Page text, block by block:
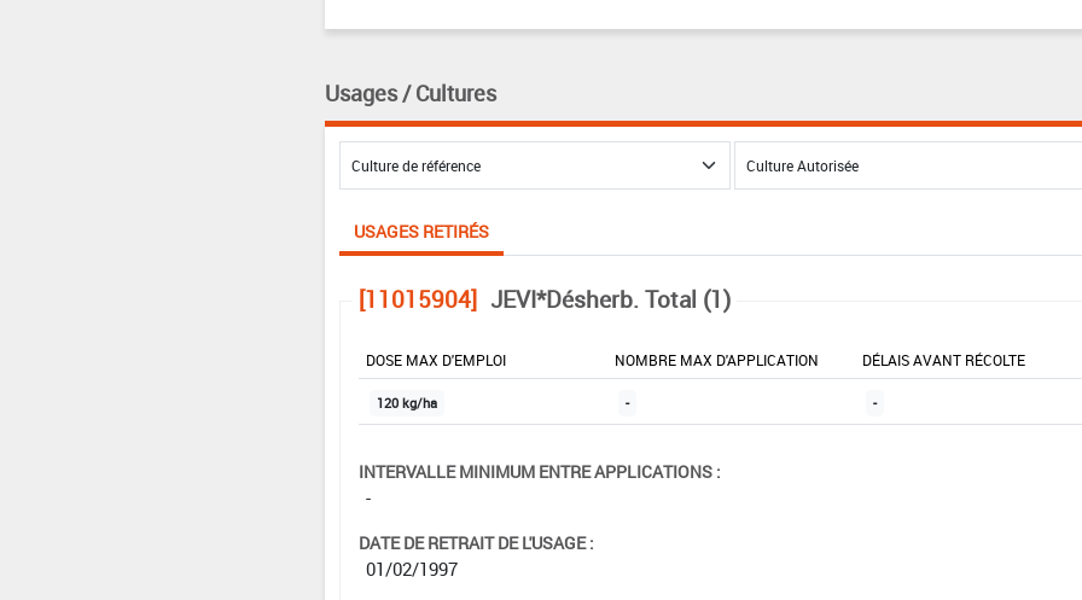
Usages / Cultures
USAGES RETIRÉS
[11015904] JEVI*Désherb. Total (1)
DOSE MAX D'EMPLOI NOMBRE MAX D'APPLICATION DÉLAIS AVANT RÉCOLTE
120 kg/ha - -
INTERVALLE MINIMUM ENTRE APPLICATIONS :
-
DATE DE RETRAIT DE L'USAGE :
01/02/1997